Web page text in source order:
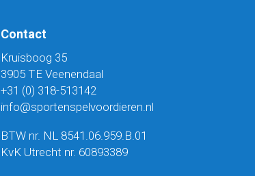
Contact
Kruisboog 35
3905 TE Veenendaal
+31 (0) 318-513142
info@sportenspelvoordieren.nl
BTW nr. NL 8541.06.959.B.01
KvK Utrecht nr. 60893389